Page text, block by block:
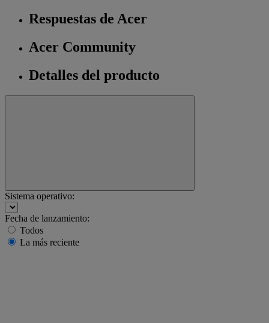
Respuestas de Acer
Acer Community
Detalles del producto
Sistema operativo:
Fecha de lanzamiento:
Todos
La más reciente